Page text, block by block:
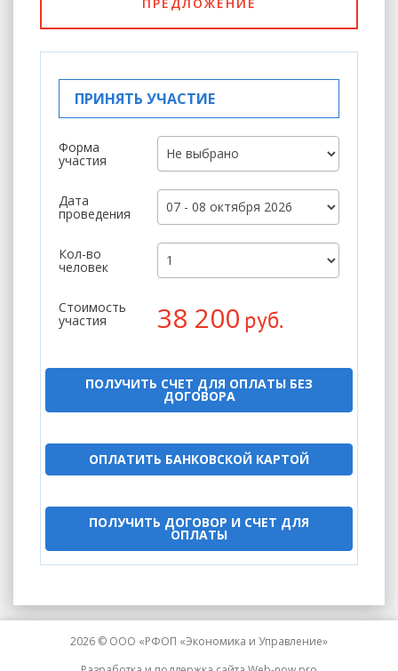
ПРИНЯТЬ УЧАСТИЕ
Форма
участия
Дата
проведения
Кол-во
человек
Стоимость
участия 38 200 руб.
ПОЛУЧИТЬ СЧЕТ ДЛЯ ОПЛАТЫ БЕЗ
ДОГОВОРА
ОПЛАТИТЬ БАНКОВСКОЙ КАРТОЙ
ПОЛУЧИТЬ ДОГОВОР И СЧЕТ ДЛЯ
ОПЛАТЫ
2026 © ООО «РФОП «Экономика и Управление»